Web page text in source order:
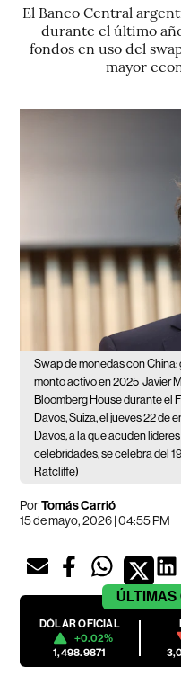
El Banco Central
durante el último
fondos en uso del
mayor
Swap de monedas con China:
monto activo en 2025 Javier
Bloomberg House durante el
Davos, Suiza, el jueves 22 de
Davos, a la que acuden
celebridades, se celebra del
Ratcliffe)
PorTomás Carrió
15 de mayo, 2026 | 04:55 PM
ÚLTIMAS
DÓLAR OFICIAL
+0.02%
1,498.9871